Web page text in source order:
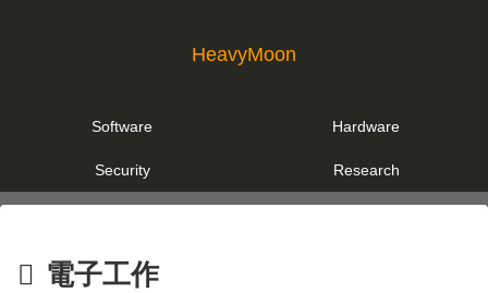
HeavyMoon
Software Hardware
Security Research
電子工作